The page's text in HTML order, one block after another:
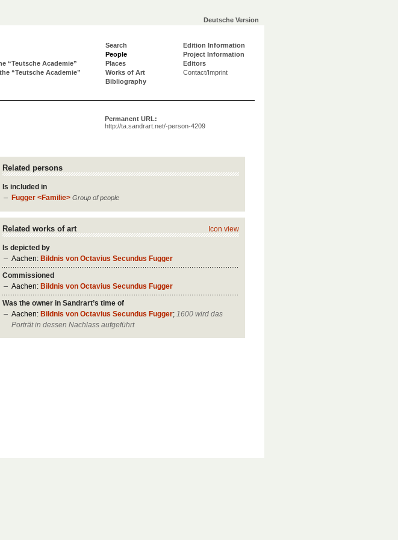
Deutsche Version
“Teutsche Academie”
“Teutsche Academie”
Search
People
Places
Works of Art
Bibliography
Edition Information
Project Information
Editors
Contact/Imprint
Permanent URL:
http://ta.sandrart.net/-person-4209
Related persons
Is included in
Fugger <Familie> Group of people
Icon view
Related works of art
Is depicted by
Aachen: Bildnis von Octavius Secundus Fugger
Commissioned
Aachen: Bildnis von Octavius Secundus Fugger
Was the owner in Sandrart’s time of
Aachen:Bildnis von Octavius Secundus Fugger; 1600 wird das
Porträt in dessen Nachlass aufgeführt